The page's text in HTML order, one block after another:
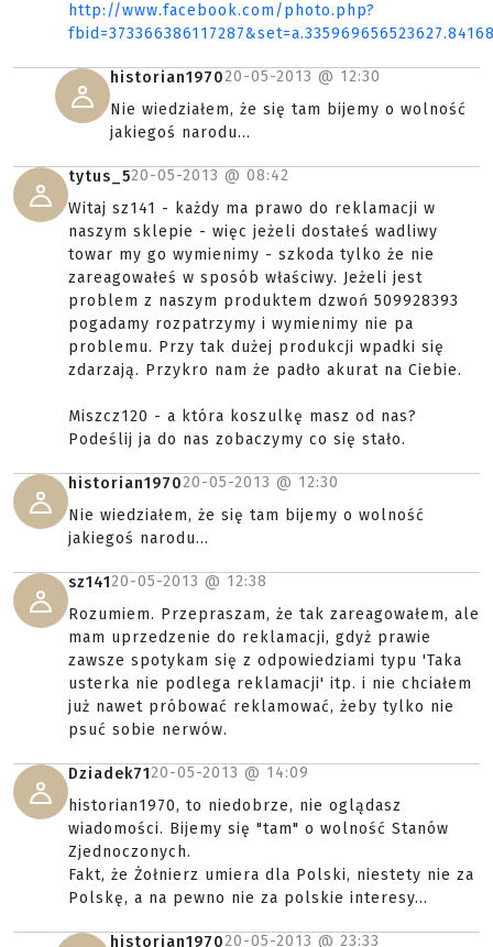
http://www.facebook.com/photo.php?
historian197020-05-2013 @ 12:30
Nie wiedziałem, że się tam bijemy o wolność
jakiegoś narodu...
tytus_520-05-2013 @ 08:42
Witaj sz141 - każdy ma prawo do reklamacji w
naszym sklepie - więc jeżeli dostałeś wadliwy
towar my go wymienimy - szkoda tylko że nie
zareagowałeś w sposób właściwy. Jeżeli jest
problem z naszym produktem dzwoń 509928393
pogadamy rozpatrzymy i wymienimy nie pa
problemu. Przy tak dużej produkcji wpadki się
zdarzają. Przykro nam że padło akurat na Ciebie.
Miszcz120 - a która koszulkę masz od nas?
Podeślij ja do nas zobaczymy co się stało.
historian197020-05-2013 @ 12:30
Nie wiedziałem, że się tam bijemy o wolność
jakiegoś narodu...
sz14120-05-2013 @ 12:38
Rozumiem. Przepraszam, że tak zareagowałem, ale
mam uprzedzenie do reklamacji, gdyż prawie
zawsze spotykam się z odpowiedziami typu 'Taka
usterka nie podlega reklamacji' itp. i nie chciałem
już nawet próbować reklamować, żeby tylko nie
psuć sobie nerwów.
Dziadek7120-05-2013 @ 14:09
historian1970, to niedobrze, nie oglądasz
wiadomości. Bijemy się "tam" o wolność Stanów
Zjednoczonych.
Fakt, że Żołnierz umiera dla Polski, niestety nie za
Polskę, a na pewno nie za polskie interesy...
historian197020-05-2013 @ 23:33